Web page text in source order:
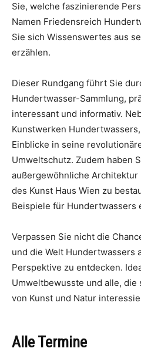
Sie, welche faszinierende
Namen Friedensreich
Sie sich Wissenswertes aus
erzählen.
Dieser Rundgang führt Sie
Hundertwasser-Sammlung,
interessant und informativ.
Kunstwerken
Einblicke in seine
Umweltschutz. Zudem haben
außergewöhnliche Architektur
des Kunst Haus Wien zu
Beispiele für Hundertwassers
Verpassen Sie nicht die
und die Welt Hundertwassers
Perspektive zu entdecken.
Umweltbewusste und alle, die
von Kunst und Natur
Alle Termine